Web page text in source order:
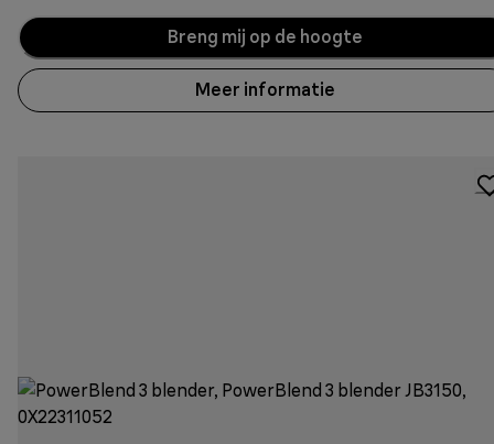
Breng mij op de hoogte
Meer informatie